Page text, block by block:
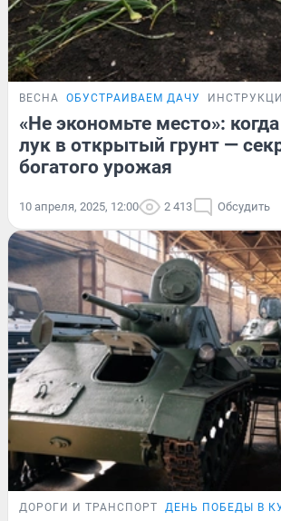
ВЕСНА ОБУСТРАИВАЕМ ДАЧУ
«Не экономьте место»:
лук в открытый грунт —
богатого урожая
10 апреля, 2025, 12:00 2 413 Обсудить
ДОРОГИ И ТРАНСПОРТ ДЕНЬ ПОБЕДЫ В